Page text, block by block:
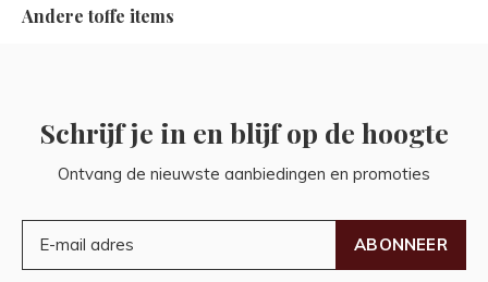
Andere toffe items
Schrijf je in en blijf op de hoogte
Ontvang de nieuwste aanbiedingen en promoties
ABONNEER